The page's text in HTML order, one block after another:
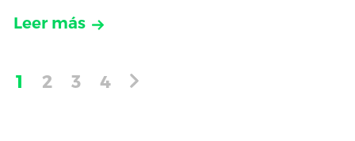
Leer más
1 2 3 4